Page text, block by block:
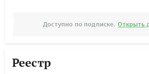
Доступно по подписке. Открыть
Реестр